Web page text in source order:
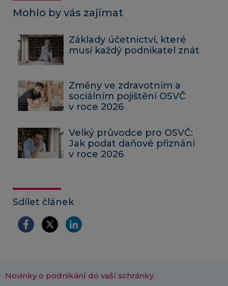
Mohlo by vás zajímat
Základy účetnictví, které
musí každý podnikatel znát
Změny ve zdravotním a
sociálním pojištění OSVČ
v roce 2026
Velký průvodce pro OSVČ:
Jak podat daňové přiznání
v roce 2026
Sdílet článek
Novinky o podnikání do vaší schránky